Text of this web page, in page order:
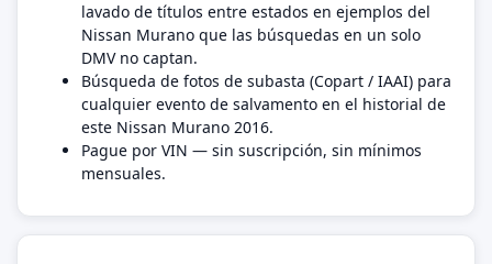
lavado de títulos entre estados en ejemplos del
Nissan Murano que las búsquedas en un solo
DMV no captan.
Búsqueda de fotos de subasta (Copart / IAAI) para
cualquier evento de salvamento en el historial de
este Nissan Murano 2016.
Pague por VIN — sin suscripción, sin mínimos
mensuales.